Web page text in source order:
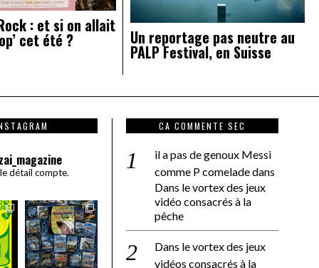
: et si on allait
cet été ? Un reportage pas neutre au
PALP Festival, en Suisse
détail compte.
CA COMMENTE SEC
il a pas de genoux Messi
comme P comeladedans
Dans le vortex des jeux
vidéo consacrés à la
pêche
Dans le vortex des jeux
vidéos consacrés à la